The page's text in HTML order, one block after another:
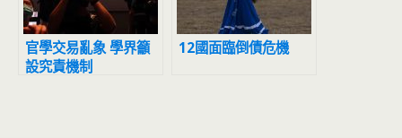
官學交易亂象 學界籲
設究責機制
12國面臨倒債危機